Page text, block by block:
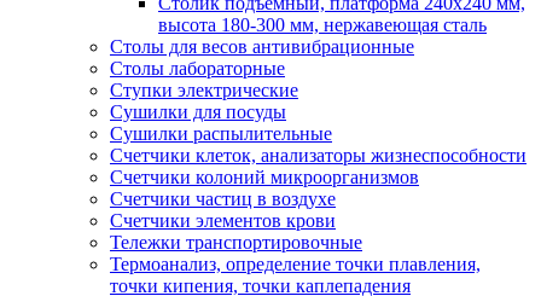
высота 180-300 мм, нержавеющая сталь
Столы для весов антивибрационные
Столы лабораторные
Ступки электрические
Сушилки для посуды
Сушилки распылительные
Счетчики клеток, анализаторы жизнеспособности
Счетчики колоний микроорганизмов
Счетчики частиц в воздухе
Счетчики элементов крови
Тележки транспортировочные
Термоанализ, определение точки плавления,
точки кипения, точки каплепадения